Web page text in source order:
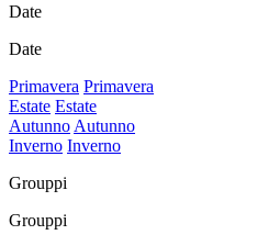
Date
Date
Primavera Primavera
Estate Estate
Autunno Autunno
Inverno Inverno
Grouppi
Grouppi